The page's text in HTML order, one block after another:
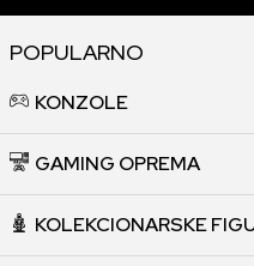
POPULARNO
KONZOLE
GAMING OPREMA
KOLEKCIONARSKE